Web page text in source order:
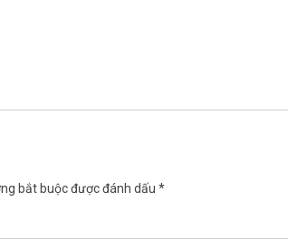
bắt buộc được đánh dấu *